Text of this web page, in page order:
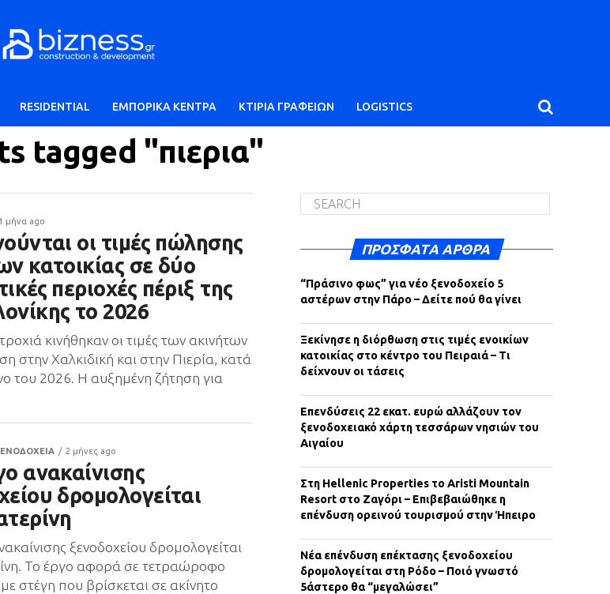
RESIDENTIAL ΕΜΠΟΡΙΚΑ ΚΕΝΤΡΑ ΚΤΙΡΙΑ ΓΡΑΦΕΙΩΝ LOGISTICS
tagged "πιερια"
1 μήνα ago
οι τιμές πώλησης
κατοικίας σε δύο
περιοχές πέριξ της
το 2026
κινήθηκαν οι τιμές των ακινήτων
στην Χαλκιδική και στην Πιερία, κατά
του 2026. Η αυξημένη ζήτηση για
2 μήνες ago
ανακαίνισης
δρομολογείται
ξενοδοχείου δρομολογείται
Το έργο αφορά σε τετραώροφο
στέγη που βρίσκεται σε ακίνητο
ΠΡΌΣΦΑΤΑ ΆΡΘΡΑ
“Πράσινο φως” για νέο ξενοδοχείο 5
αστέρων στην Πάρο – Δείτε πού θα γίνει
Ξεκίνησε η διόρθωση στις τιμές ενοικίων
κατοικίας στο κέντρο του Πειραιά – Τι
δείχνουν οι τάσεις
Επενδύσεις 22 εκατ. ευρώ αλλάζουν τον
ξενοδοχειακό χάρτη τεσσάρων νησιών του
Αιγαίου
Στη Hellenic Properties το Aristi Mountain
Resort στο Ζαγόρι – Επιβεβαιώθηκε η
επένδυση ορεινού τουρισμού στην Ήπειρο
Νέα επένδυση επέκτασης ξενοδοχείου
δρομολογείται στη Ρόδο – Ποιό γνωστό
5άστερο θα “μεγαλώσει”